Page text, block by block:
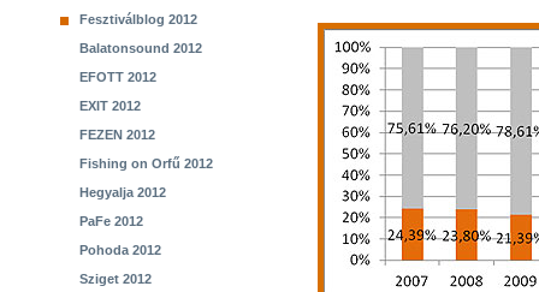
Fesztiválblog 2012
Balatonsound 2012
EFOTT 2012
EXIT 2012
FEZEN 2012
Fishing on Orfű 2012
Hegyalja 2012
PaFe 2012
Pohoda 2012
Sziget 2012